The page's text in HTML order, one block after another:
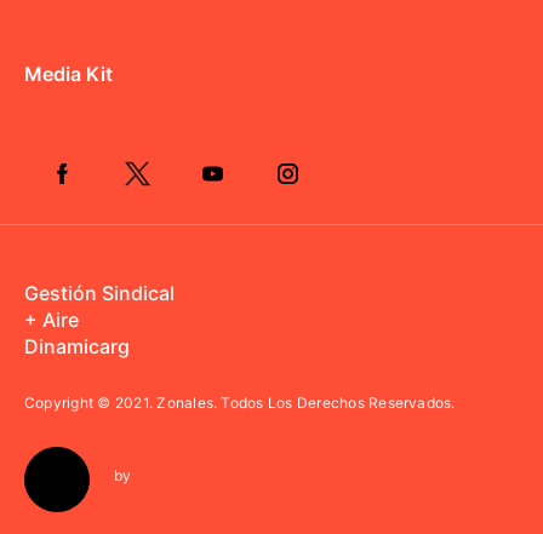
Media Kit
Gestión Sindical
+ Aire
Dinamicarg
Copyright © 2021.Zonales. Todos Los Derechos Reservados.
by